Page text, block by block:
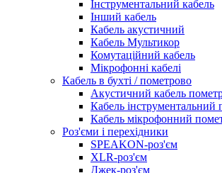
Інструментальний кабель
Інший кабель
Кабель акустичний
Кабель Мультикор
Комутаційний кабель
Мікрофонні кабелі
Кабель в бухті / пометрово
Акустичний кабель
Кабель інструментальний
Кабель мікрофонний
Роз'єми і перехідники
SPEAKON-роз'єм
XLR-роз'єм
Джек-роз'єм